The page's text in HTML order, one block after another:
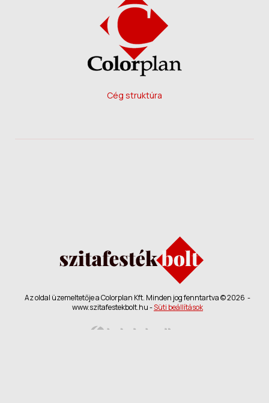
Cég struktúra
Az oldal üzemeltetője a Colorplan Kft. Minden jog fenntartva © 2026 -
www.szitafestekbolt.hu -Süti beállítások